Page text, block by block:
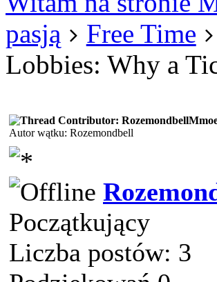
pasją
Free Time
Lobbies: Why a
Autor wątku: Rozemondbell
Początkujący
Liczba postów: 3